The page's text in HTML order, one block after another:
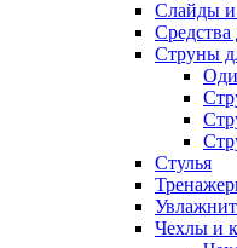
Слайды и
Средства
Струны
Стулья
Чехлы и